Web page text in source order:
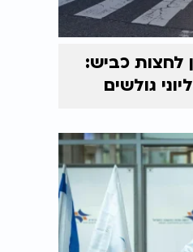
לחצות כביש:
גולשים